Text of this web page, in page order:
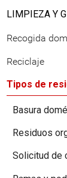
LIMPIEZA Y
Recogida
Reciclaje
Tipos de
Basura
Residuos
Solicitud de